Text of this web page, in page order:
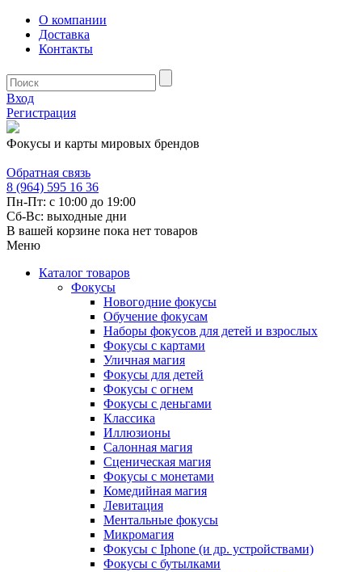
О компании
Доставка
Контакты
Вход
Регистрация
Фокусы и карты мировых брендов
Обратная связь
8 (964) 595 16 36
Пн-Пт: с 10:00 до 19:00
Сб-Вс: выходные дни
В вашей корзине пока нет товаров
Меню
Каталог товаров
Фокусы
Новогодние фокусы
Обучение фокусам
Наборы фокусов для детей и взрослых
Фокусы с картами
Уличная магия
Фокусы для детей
Фокусы с огнем
Фокусы с деньгами
Классика
Иллюзионы
Салонная магия
Сценическая магия
Фокусы с монетами
Комедийная магия
Левитация
Ментальные фокусы
Микромагия
Фокусы с Iphone (и др. устройствами)
Фокусы с бутылками